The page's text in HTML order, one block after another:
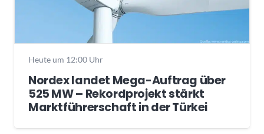
Heute um 12:00 Uhr
Nordex landet Mega-Auftrag über
525 MW – Rekordprojekt stärkt
Marktführerschaft in der Türkei